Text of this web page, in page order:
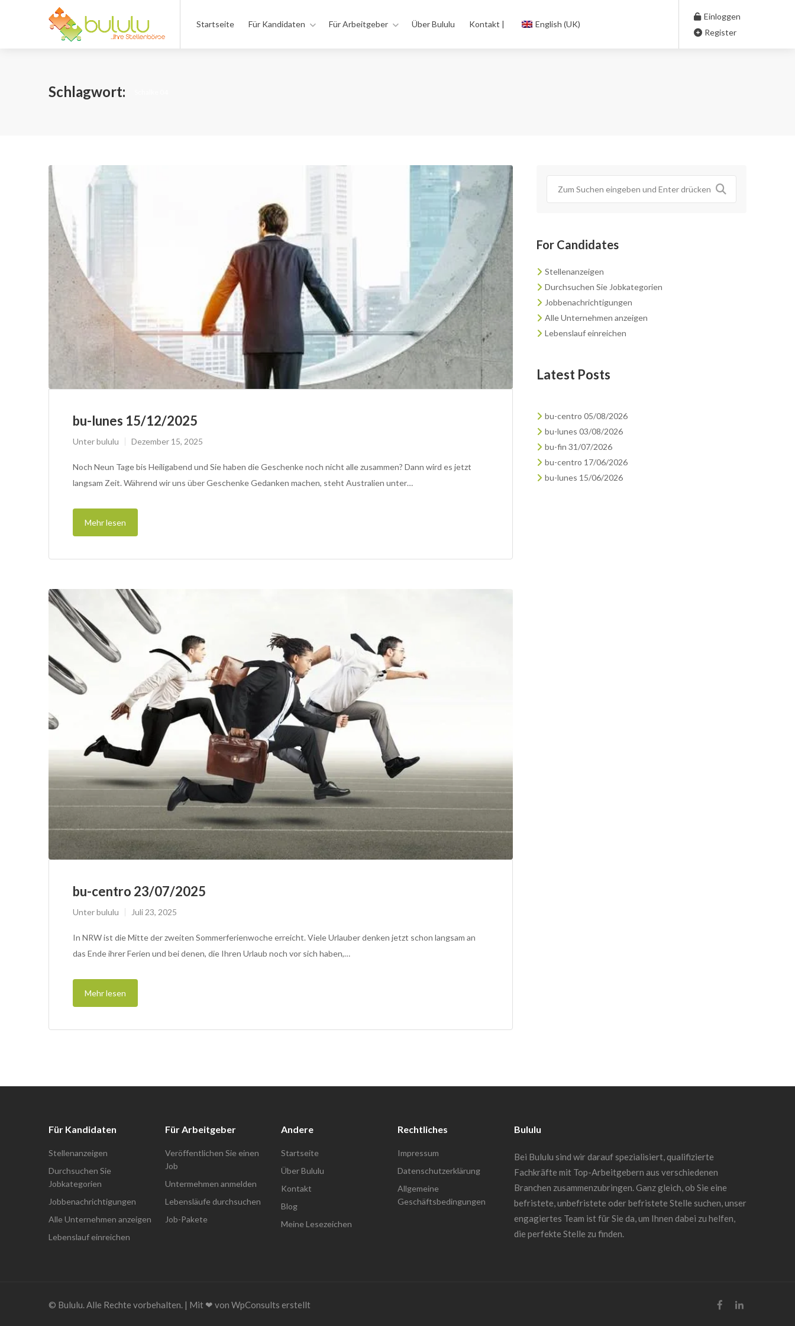
Startseite Für Kandidaten Für Arbeitgeber Über Bululu Kontakt | English (UK)
Einloggen
Register
Schlagwort:
bu-lunes 15/12/2025
Unterbululu Dezember 15, 2025
Noch Neun Tage bis Heiligabend und Sie haben die Geschenke noch nicht alle zusammen? Dann wird es jetzt
langsam Zeit. Während wir uns über Geschenke Gedanken machen, steht Australien unter…
Mehr lesen
bu-centro 23/07/2025
Unterbululu Juli 23, 2025
In NRW ist die Mitte der zweiten Sommerferienwoche erreicht. Viele Urlauber denken jetzt schon langsam an
das Ende ihrer Ferien und bei denen, die Ihren Urlaub noch vor sich haben,…
Mehr lesen
For Candidates
Stellenanzeigen
Durchsuchen Sie Jobkategorien
Jobbenachrichtigungen
Alle Unternehmen anzeigen
Lebenslauf einreichen
Latest Posts
bu-centro 05/08/2026
bu-lunes 03/08/2026
bu-fin 31/07/2026
bu-centro 17/06/2026
bu-lunes 15/06/2026
Für Kandidaten
Stellenanzeigen
Durchsuchen Sie
Jobkategorien
Jobbenachrichtigungen
Alle Unternehmen anzeigen
Lebenslauf einreichen
Für Arbeitgeber
Veröffentlichen Sie einen
Job
Untermehmen anmelden
Lebensläufe durchsuchen
Job-Pakete
Andere
Startseite
Über Bululu
Kontakt
Blog
Meine Lesezeichen
Rechtliches
Impressum
Datenschutzerklärung
Allgemeine
Geschäftsbedingungen
Bululu
Bei Bululu sind wir darauf spezialisiert, qualifizierte
Fachkräfte mit Top-Arbeitgebern aus verschiedenen
Branchen zusammenzubringen. Ganz gleich, ob Sie eine
befristete, unbefristete oder befristete Stelle suchen, unser
engagiertes Team ist für Sie da, um Ihnen dabei zu helfen,
die perfekte Stelle zu finden.
© Bululu. Alle Rechte vorbehalten. | Mit ❤︎ von WpConsults erstellt